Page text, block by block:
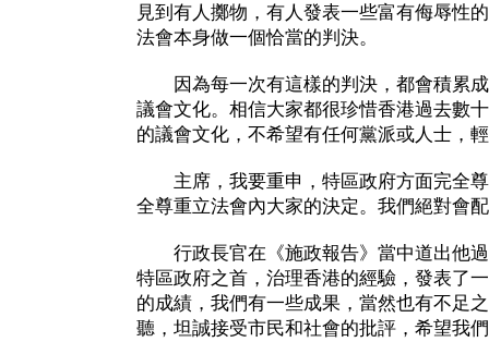
見到有人擲物，有人發表一些富有侮辱性
法會本身做一個恰當的判決。
因為每一次有這樣的判決，都會積累成
議會文化。相信大家都很珍惜香港過去數
的議會文化，不希望有任何黨派或人士，
主席，我要重申，特區政府方面完全尊
全尊重立法會內大家的決定。我們絕對會
行政長官在《施政報告》當中道出他過
特區政府之首，治理香港的經驗，發表了
的成績，我們有一些成果，當然也有不足
聽，坦誠接受市民和社會的批評，希望我